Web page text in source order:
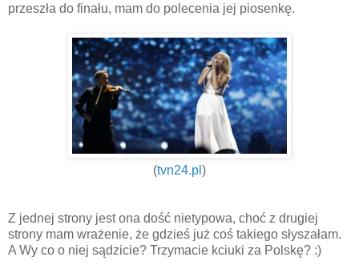
przeszła do finału, mam do polecenia jej piosenkę.
(tvn24.pl )
Z jednej strony jest ona dość nietypowa, choć z drugiej
strony mam wrażenie, że gdzieś już coś takiego słyszałam.
A Wy co o niej sądzicie? Trzymacie kciuki za Polskę? :)